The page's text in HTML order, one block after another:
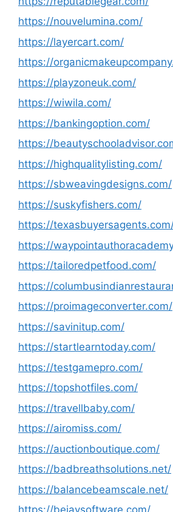
https://nouvelumina.com/
https://layercart.com/
https://
https://playzoneuk.com/
https://wiwila.com/
https://bankingoption.com/
https://
https://highqualitylisting.com/
https://sbweavingdesigns.com/
https://suskyfishers.com/
https://
https://
https://tailoredpetfood.com/
https://
https://proimageconverter.com/
https://savinitup.com/
https://startlearntoday.com/
https://testgamepro.com/
https://topshotfiles.com/
https://travellbaby.com/
https://airomiss.com/
https://auctionboutique.com/
https://badbreathsolutions.net/
https://balancebeamscale.net/
https://bejaysoftware.com/